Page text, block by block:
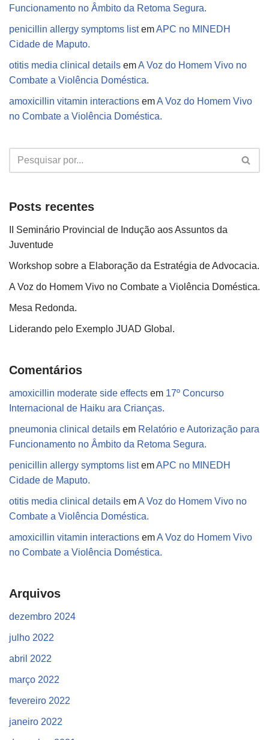
Funcionamento no Âmbito da Retoma Segura.
penicillin allergy symptoms listemAPC no MINEDH
Cidade de Maputo.
otitis media clinical details emA Voz do Homem Vivo no
Combate a Violência Doméstica.
amoxicillin vitamin interactions emA Voz do Homem Vivo
no Combate a Violência Doméstica.
Posts recentes
II Seminário Provincial de Indução aos Assuntos da
Juventude
Workshop sobre a Elaboração da Estratégia de Advocacia.
A Voz do Homem Vivo no Combate a Violência Doméstica.
Mesa Redonda.
Liderando pelo Exemplo JUAD Global.
Comentários
amoxicillin moderate side effects em 17º Concurso
Internacional de Haiku ara Crianças.
pneumonia clinical details em Relatório e Autorização para
Funcionamento no Âmbito da Retoma Segura.
penicillin allergy symptoms listemAPC no MINEDH
Cidade de Maputo.
otitis media clinical details emA Voz do Homem Vivo no
Combate a Violência Doméstica.
amoxicillin vitamin interactions emA Voz do Homem Vivo
no Combate a Violência Doméstica.
Arquivos
dezembro 2024
julho 2022
abril 2022
março 2022
fevereiro 2022
janeiro 2022